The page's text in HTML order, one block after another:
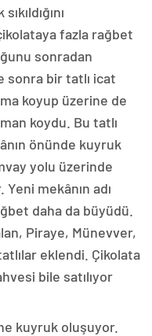
fazla rağbet
sonradan
sonra bir tatlı icat
koyup üzerine de
koydu. Bu tatlı
önünde kuyruk
yolu üzerinde
mekânın adı
daha da büyüdü.
Piraye, Münevver,
eklendi. Çikolata
bile satılıyor
kuyruk oluşuyor.